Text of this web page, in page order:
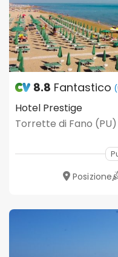
8.8 Fantastico
Hotel Prestige
Torrette di Fano (PU)
Posizione